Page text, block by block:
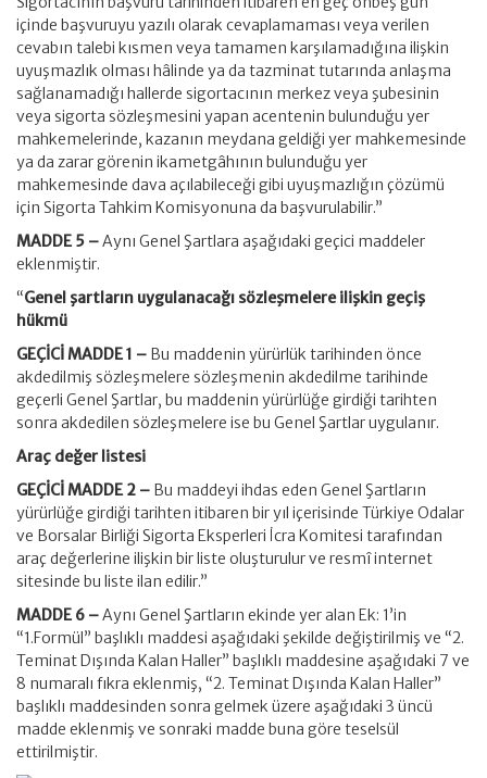
içinde başvuruyu yazılı olarak cevaplamaması veya verilen
cevabın talebi kısmen veya tamamen karşılamadığına ilişkin
uyuşmazlık olması hâlinde ya da tazminat tutarında anlaşma
sağlanamadığı hallerde sigortacının merkez veya şubesinin
veya sigorta sözleşmesini yapan acentenin bulunduğu yer
mahkemelerinde, kazanın meydana geldiği yer mahkemesinde
ya da zarar görenin ikametgâhının bulunduğu yer
mahkemesinde dava açılabileceği gibi uyuşmazlığın çözümü
için Sigorta Tahkim Komisyonuna da başvurulabilir.”
MADDE 5 –Aynı Genel Şartlara aşağıdaki geçici maddeler
eklenmiştir.
“Genel şartların uygulanacağı sözleşmelere ilişkin geçiş
hükmü
GEÇİCİ MADDE 1 – Bu maddenin yürürlük tarihinden önce
akdedilmiş sözleşmelere sözleşmenin akdedilme tarihinde
geçerli Genel Şartlar, bu maddenin yürürlüğe girdiği tarihten
sonra akdedilen sözleşmelere ise bu Genel Şartlar uygulanır.
Araç değer listesi
GEÇİCİ MADDE 2 – Bu maddeyi ihdas eden Genel Şartların
yürürlüğe girdiği tarihten itibaren bir yıl içerisinde Türkiye Odalar
ve Borsalar Birliği Sigorta Eksperleri İcra Komitesi tarafından
araç değerlerine ilişkin bir liste oluşturulur ve resmî internet
sitesinde bu liste ilan edilir.”
MADDE 6 –Aynı Genel Şartların ekinde yer alan Ek: 1’in
“1.Formül” başlıklı maddesi aşağıdaki şekilde değiştirilmiş ve “2.
Teminat Dışında Kalan Haller” başlıklı maddesine aşağıdaki 7 ve
8 numaralı fıkra eklenmiş, “2. Teminat Dışında Kalan Haller”
başlıklı maddesinden sonra gelmek üzere aşağıdaki 3 üncü
madde eklenmiş ve sonraki madde buna göre teselsül
ettirilmiştir.